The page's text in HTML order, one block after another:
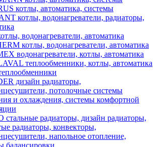
котлы, автоматика, системы
котлы, водонагреватели, радиаторы,
водонагреватели, автоматика
котлы, водонагреватели, автоматика
водонагреватели, котлы, автоматика
теплообменники, котлы, автоматика
дизайн радиаторы,
потолочные системы
и охлаждения, системы комфортной
стальные радиаторы, дизайн радиаторы,
радиаторы, конвекторы,
напольное отопление,
балансировки